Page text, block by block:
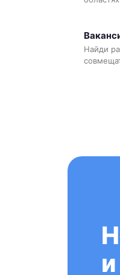
Найди